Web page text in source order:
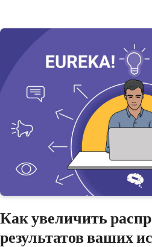
Как увеличить
результатов ваших